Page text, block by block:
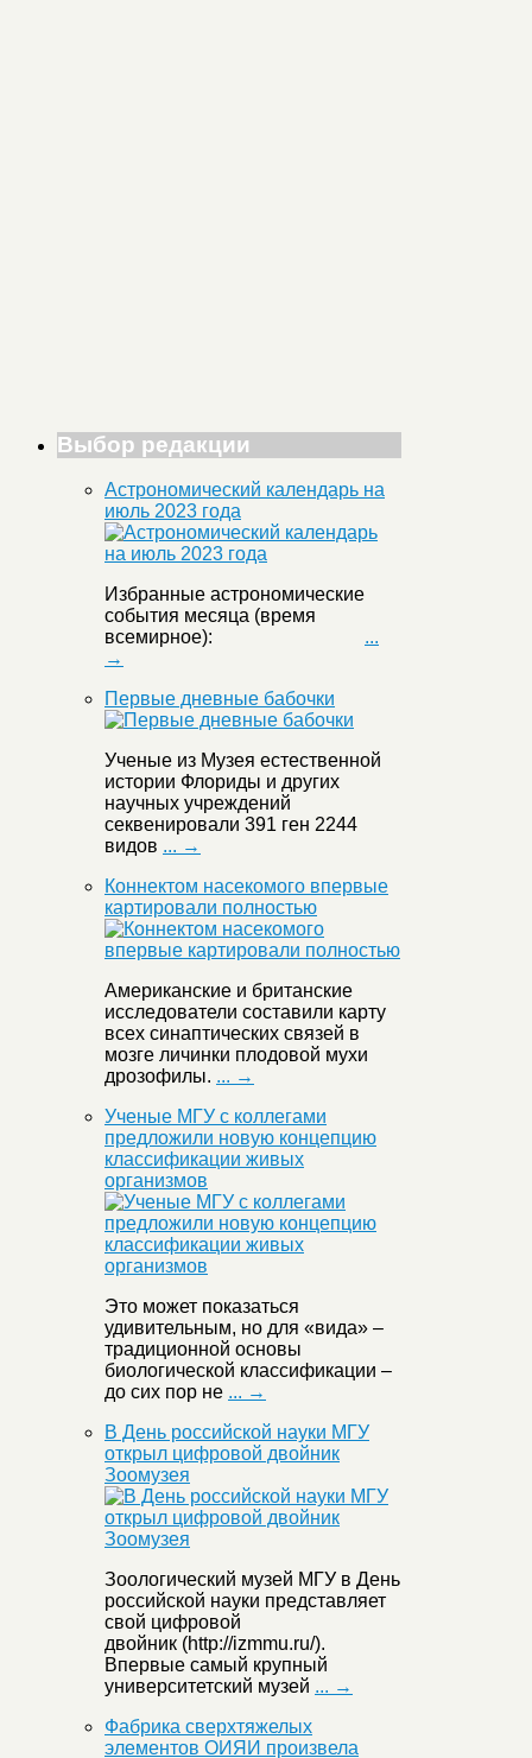
Выбор редакции
Астрономический календарь на
июль 2023 года
Избранные астрономические
события месяца (время
всемирное): ...
→
Первые дневные бабочки
Ученые из Музея естественной
истории Флориды и других
научных учреждений
секвенировали 391 ген 2244
видов ... →
Коннектом насекомого впервые
картировали полностью
Американские и британские
исследователи составили карту
всех синаптических связей в
мозге личинки плодовой мухи
дрозофилы. ... →
Ученые МГУ с коллегами
предложили новую концепцию
классификации живых
организмов
Это может показаться
удивительным, но для «вида» –
традиционной основы
биологической классификации –
до сих пор не ... →
В День российской науки МГУ
открыл цифровой двойник
Зоомузея
Зоологический музей МГУ в День
российской науки представляет
свой цифровой
двойник (http://izmmu.ru/).
Впервые самый крупный
университетский музей ... →
Фабрика сверхтяжелых
элементов ОИЯИ произвела